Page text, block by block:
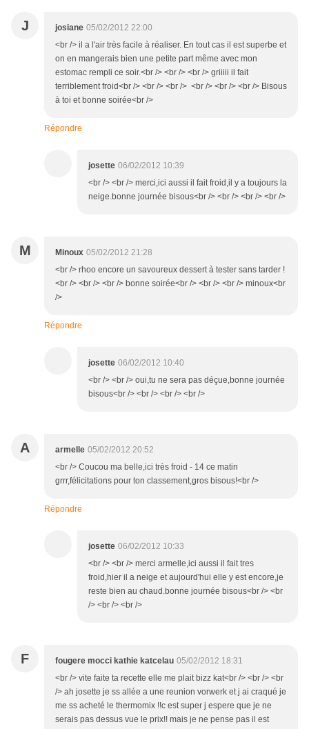
J josiane 05/02/2012 22:00
<br /> il a l'air très facile à réaliser. En tout cas il est superbe et
on en mangerais bien une petite part même avec mon
estomac rempli ce soir.<br /> <br /> <br /> griiiii il fait
terriblement froid<br /> <br /> <br /> <br /> <br /> <br /> Bisous
à toi et bonne soirée<br />
Répondre
josette 06/02/2012 10:39
<br /> <br /> merci,ici aussi il fait froid,il y a toujours la
neige.bonne journée bisous<br /> <br /> <br /> <br />
M Minoux 05/02/2012 21:28
<br /> rhoo encore un savoureux dessert à tester sans tarder !
<br /> <br /> <br /> bonne soirée<br /> <br /> <br /> minoux<br
/>
Répondre
josette 06/02/2012 10:40
<br /> <br /> oui,tu ne sera pas déçue,bonne journée
bisous<br /> <br /> <br /> <br />
A armelle 05/02/2012 20:52
<br /> Coucou ma belle,ici très froid - 14 ce matin
grrr,félicitations pour ton classement,gros bisous!<br />
Répondre
josette 06/02/2012 10:33
<br /> <br /> merci armelle,ici aussi il fait tres
froid,hier il a neige et aujourd'hui elle y est encore,je
reste bien au chaud.bonne journée bisous<br /> <br
/> <br /> <br />
F fougere mocci kathie katcelau 05/02/2012 18:31
<br /> vite faite ta recette elle me plait bizz kat<br /> <br /> <br
/> ah josette je ss allée a une reunion vorwerk et j ai craqué je
me ss acheté le thermomix !!c est super j espere que je ne
serais pas dessus vue le prix!! mais je ne pense pas il est